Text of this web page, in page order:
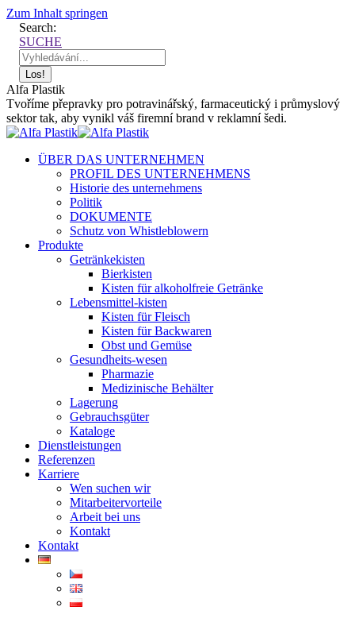
Zum Inhalt springen
Search:
SUCHE
Alfa Plastik
Tvoříme přepravky pro potravinářský, farmaceutický i průmyslový
sektor tak, aby vynikl váš firemní brand v reklamní šedi.
ÜBER DAS UNTERNEHMEN
PROFIL DES UNTERNEHMENS
Historie des unternehmens
Politik
DOKUMENTE
Schutz von Whistleblowern
Produkte
Getränkekisten
Bierkisten
Kisten für alkoholfreie Getränke
Lebensmittel-kisten
Kisten für Fleisch
Kisten für Backwaren
Obst und Gemüse
Gesundheits-wesen
Pharmazie
Medizinische Behälter
Lagerung
Gebrauchsgüter
Kataloge
Dienstleistungen
Referenzen
Karriere
Wen suchen wir
Mitarbeitervorteile
Arbeit bei uns
Kontakt
Kontakt